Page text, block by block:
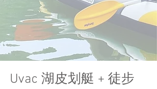
​Uvac 湖皮划艇 + 徒步